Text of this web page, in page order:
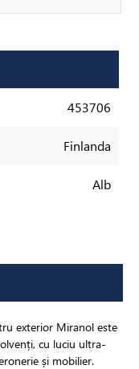
453706
Finlanda
Alb
exterior Miranol este
cu luciu ultra-
și mobilier.